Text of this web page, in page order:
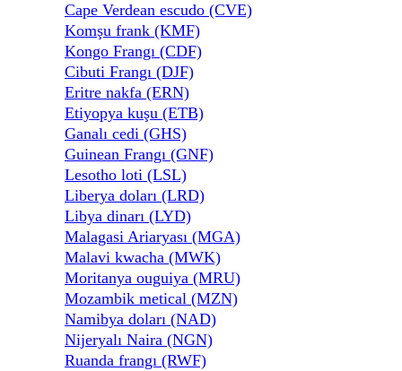
Cape Verdean escudo (CVE)
Komşu frank (KMF)
Kongo Frangı (CDF)
Cibuti Frangı (DJF)
Eritre nakfa (ERN)
Etiyopya kuşu (ETB)
Ganalı cedi (GHS)
Guinean Frangı (GNF)
Lesotho loti (LSL)
Liberya doları (LRD)
Libya dinarı (LYD)
Malagasi Ariaryası (MGA)
Malavi kwacha (MWK)
Moritanya ouguiya (MRU)
Mozambik metical (MZN)
Namibya doları (NAD)
Nijeryalı Naira (NGN)
Ruanda frangı (RWF)